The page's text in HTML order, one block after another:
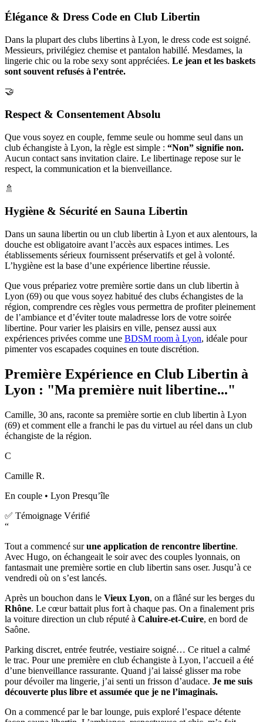
Élégance & Dress Code en Club Libertin
Dans la plupart des clubs libertins à Lyon, le dress code est soigné.
Messieurs, privilégiez chemise et pantalon habillé. Mesdames, la
lingerie chic ou la robe sexy sont appréciées. Le jean et les baskets
sont souvent refusés à l’entrée.
🤝
Respect & Consentement Absolu
Que vous soyez en couple, femme seule ou homme seul dans un
club échangiste à Lyon, la règle est simple : “Non” signifie non.
Aucun contact sans invitation claire. Le libertinage repose sur le
respect, la communication et la bienveillance.
🚿
Hygiène & Sécurité en Sauna Libertin
Dans un sauna libertin ou un club libertin à Lyon et aux alentours, la
douche est obligatoire avant l’accès aux espaces intimes. Les
établissements sérieux fournissent préservatifs et gel à volonté.
L’hygiène est la base d’une expérience libertine réussie.
Que vous prépariez votre première sortie dans un club libertin à
Lyon (69) ou que vous soyez habitué des clubs échangistes de la
région, comprendre ces règles vous permettra de profiter pleinement
de l’ambiance et d’éviter toute maladresse lors de votre soirée
libertine. Pour varier les plaisirs en ville, pensez aussi aux
expériences privées comme une BDSM room à Lyon, idéale pour
pimenter vos escapades coquines en toute discrétion.
Première Expérience en Club Libertin à
Lyon : "Ma première nuit libertine..."
Camille, 30 ans, raconte sa première sortie en club libertin à Lyon
(69) et comment elle a franchi le pas du virtuel au réel dans un club
échangiste de la région.
C
Camille R.
En couple • Lyon Presqu’île
✅ Témoignage Vérifié
“
Tout a commencé surune application de rencontre libertine.
Avec Hugo, on échangeait le soir avec des couples lyonnais, on
fantasmait une première sortie en club libertin sans oser. Jusqu’à ce
vendredi où on s’est lancés.
Après un bouchon dans le Vieux Lyon, on a flâné sur les berges du
Rhône. Le cœur battait plus fort à chaque pas. On a finalement pris
la voiture direction un club réputé à Caluire-et-Cuire, en bord de
Saône.
Parking discret, entrée feutrée, vestiaire soigné… Ce rituel a calmé
le trac. Pour une première en club échangiste à Lyon, l’accueil a été
d’une bienveillance rassurante. Quand j’ai laissé glisser ma robe
pour dévoiler ma lingerie, j’ai senti un frisson d’audace. Je me suis
découverte plus libre et assumée que je ne l’imaginais.
On a commencé par le bar lounge, puis exploré l’espace détente